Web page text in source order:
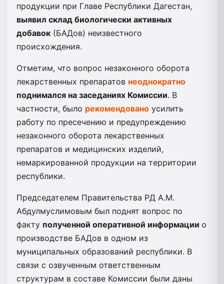
продукции при Главе Республики Дагестан,
выявил склад биологически активных
добавок (БАДов) неизвестного
происхождения.
Отметим, что вопрос незаконного оборота
лекарственных препаратов неоднократно
поднимался на заседаниях Комиссии. В
частности, было рекомендовано усилить
работу по пресечению и предупреждению
незаконного оборота лекарственных
препаратов и медицинских изделий,
немаркированной продукции на территории
республики.
Председателем Правительства РД А.М.
Абдулмуслимовым был поднят вопрос по
факту полученной оперативной информации о
производстве БАДов в одном из
муниципальных образований республики. В
связи с озвученным ответственным
структурам в составе Комиссии были даны